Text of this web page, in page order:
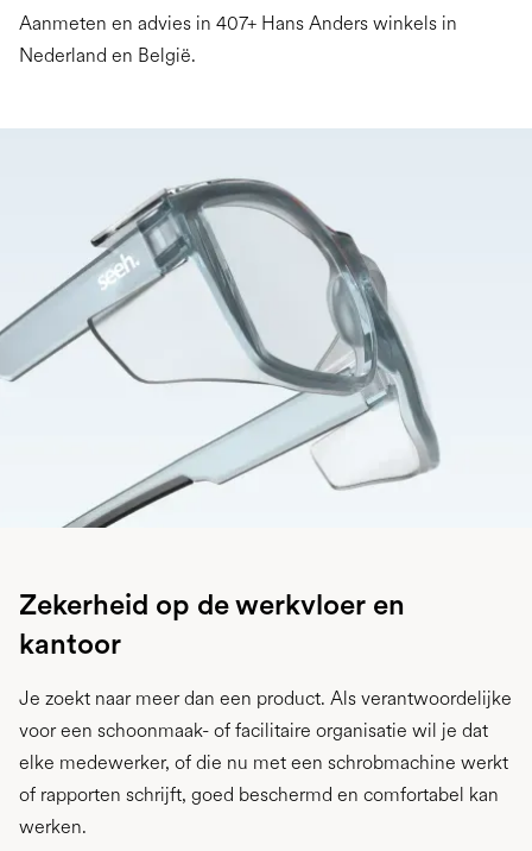
Aanmeten en advies in 407+ Hans Anders winkels in
Nederland en België.
Zekerheid op de werkvloer en
kantoor
Je zoekt naar meer dan een product. Als verantwoordelijke
voor een schoonmaak- of facilitaire organisatie wil je dat
elke medewerker, of die nu met een schrobmachine werkt
of rapporten schrijft, goed beschermd en comfortabel kan
werken.